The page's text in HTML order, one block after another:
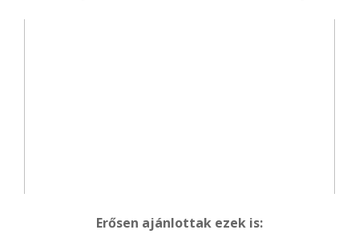
Erősen ajánlottak ezek is: